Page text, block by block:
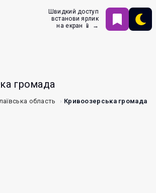
Швидкий доступ
встанови ярлик
на екран 📱 →
громада
область Кривоозерська громада